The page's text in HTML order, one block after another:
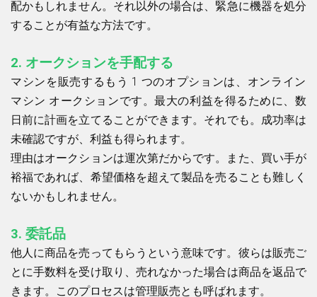
配かもしれません。それ以外の場合は、緊急に機器を処分
することが有益な方法です。
2. オークションを手配する
マシンを販売するもう 1 つのオプションは、オンライン
マシン オークションです。最大の利益を得るために、数
日前に計画を立てることができます。それでも。成功率は
未確認ですが、利益も得られます。
理由はオークションは運次第だからです。また、買い手が
裕福であれば、希望価格を超えて製品を売ることも難しく
ないかもしれません。
3. 委託品
他人に商品を売ってもらうという意味です。彼らは販売ご
とに手数料を受け取り、売れなかった場合は商品を返品で
きます。このプロセスは管理販売とも呼ばれます。